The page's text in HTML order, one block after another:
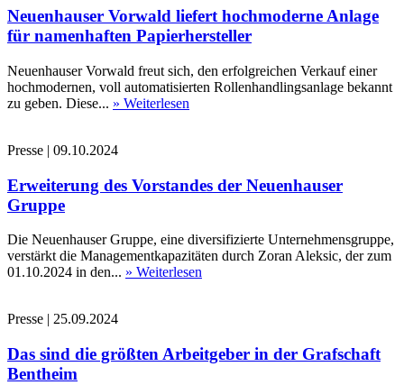
Neuenhauser Vorwald liefert hochmoderne Anlage
für namenhaften Papierhersteller
Neuenhauser Vorwald freut sich, den erfolgreichen Verkauf einer
hochmodernen, voll automatisierten Rollenhandlingsanlage bekannt
zu geben. Diese... » Weiterlesen
Presse | 09.10.2024
Erweiterung des Vorstandes der Neuenhauser
Gruppe
Die Neuenhauser Gruppe, eine diversifizierte Unternehmensgruppe,
verstärkt die Managementkapazitäten durch Zoran Aleksic, der zum
01.10.2024 in den... » Weiterlesen
Presse | 25.09.2024
Das sind die größten Arbeitgeber in der Grafschaft
Bentheim